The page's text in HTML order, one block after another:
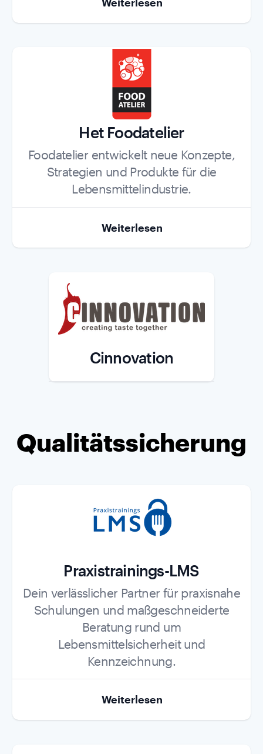
Het Foodatelier
Foodatelier entwickelt neue Konzepte,
Strategien und Produkte für die
Lebensmittelindustrie.
Role
Weiterlesen
Cinnovation
Role
Qualitätssicherung
Praxistrainings-LMS
Dein verlässlicher Partner für praxisnahe
Schulungen und maßgeschneiderte
Beratung rund um
Lebensmittelsicherheit und
Kennzeichnung.
Role
Weiterlesen